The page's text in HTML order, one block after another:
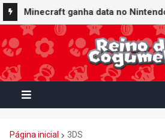
Minecraft ganha data no
Super Mario Mash-Up receberá
gráfica exclusiva
Página inicial 3DS